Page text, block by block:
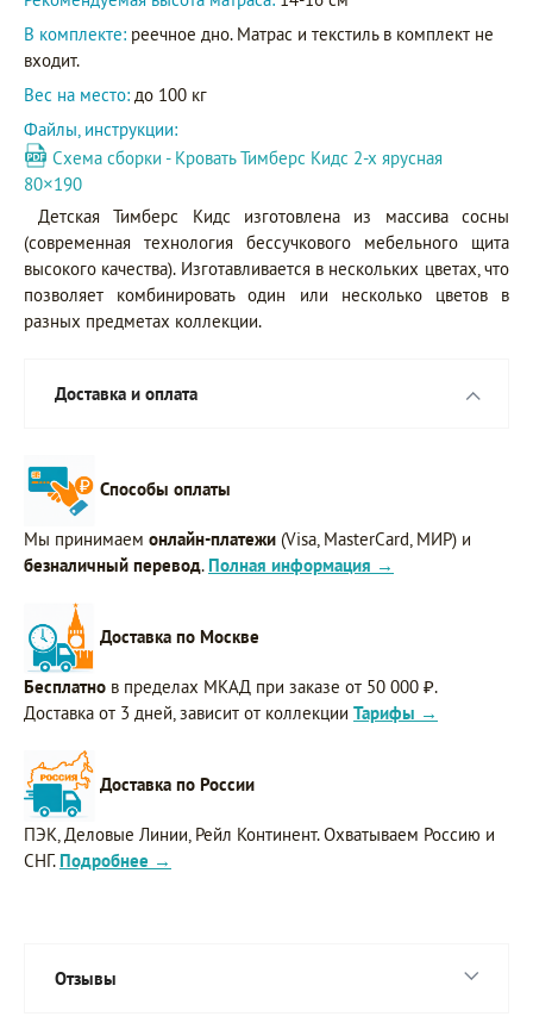
В комплекте: реечное дно. Матрас и текстиль в комплект не
входит.
Вес на место: до 100 кг
Файлы, инструкции:
Схема сборки - Кровать Тимберс Кидс 2-х ярусная
80×190
Детская Тимберс Кидс изготовлена из массива сосны
(современная технология бессучкового мебельного щита
высокого качества). Изготавливается в нескольких цветах, что
позволяет комбинировать один или несколько цветов в
разных предметах коллекции.
Доставка и оплата
Способы оплаты
Мы принимаем онлайн-платежи (Visa, MasterCard, МИР) и
безналичный перевод. Полная информация →
Доставка по Москве
Бесплатно в пределах МКАД при заказе от 50 000 ₽.
Доставка от 3 дней, зависит от коллекции Тарифы →
Доставка по России
ПЭК, Деловые Линии, Рейл Континент. Охватываем Россию и
СНГ. Подробнее →
Отзывы